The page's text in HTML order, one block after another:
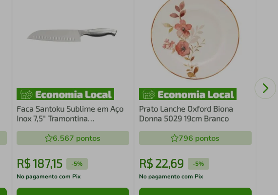
Faca Santoku Sublime em Aço
Inox 7,5" Tramontina
6.567 pontos
R$187,15 -5%
No pagamento com Pix
Prato Lanche Oxford Biona
Donna 5029 19cm Branco
796 pontos
R$ 22,69 -5%
No pagamento com Pix